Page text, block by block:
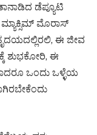
ಡೆಪ್ಯೂಟಿ
ಮ್ಯಾಕ್ಸಿಮ್ ಮೊರಾಸ್
ಈ ಜೀವ
ಶುಭಕೋರಿ, ಈ
ಒಂದು ಒಳ್ಳೆಯ